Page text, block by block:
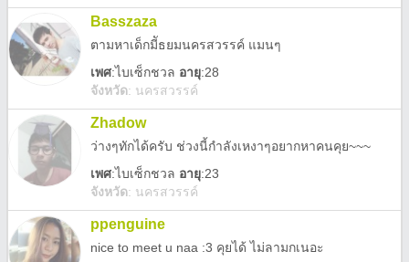
Basszaza
ตามหาเด็กมีัธยมนครสวรรค์ แมนๆ
เพศ:ไบเซ็กชวล อายุ:28
จังหวัด: นครสวรรค์
Zhadow
ว่างๆทักได้ครับ ช่วงนี้กำลังเหงาๆอยากหาคนคุย~~~
เพศ:ไบเซ็กชวล อายุ:23
จังหวัด: นครสวรรค์
ppenguine
nice to meet u naa :3 คุยได้ ไม่ลามกเนอะ